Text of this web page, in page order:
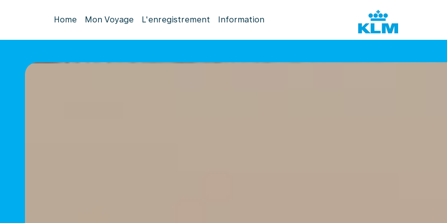
Home Mon Voyage L'enregistrement Information